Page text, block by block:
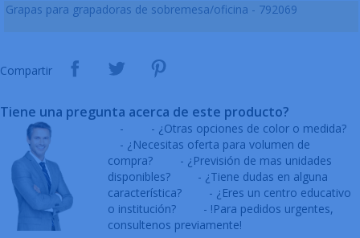
Grapas para grapadoras de sobremesa/oficina - 792069
Compartir
Tiene una pregunta acerca de este producto?
-
- ¿Otras opciones de color o medida?
- ¿Necesitas oferta para volumen de
compra?
- ¿Previsión de mas unidades
disponibles?
- ¿Tiene dudas en alguna
característica?
- ¿Eres un centro educativo
o institución?
- !Para pedidos urgentes,
consultenos previamente!